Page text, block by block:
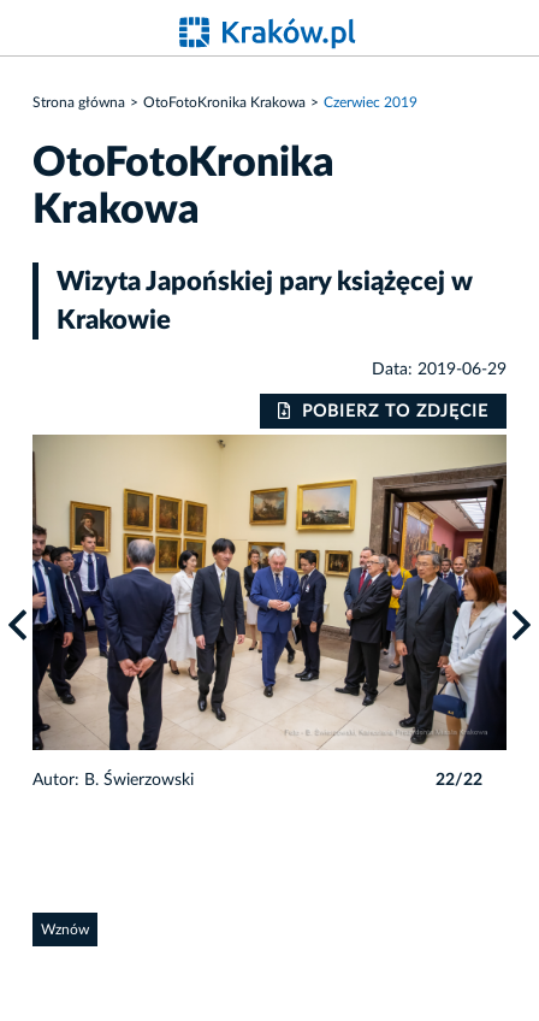
Strona główna OtoFotoKronika Krakowa Czerwiec 2019
OtoFotoKronika
Krakowa
Wizyta Japońskiej pary książęcej w
Krakowie
Data: 2019-06-29
POBIERZ TO ZDJĘCIE
Autor: B. Świerzowski 22/22
Wznów